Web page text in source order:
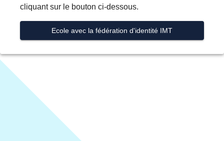
cliquant sur le bouton ci-dessous.
Ecole avec la fédération d'identité IMT